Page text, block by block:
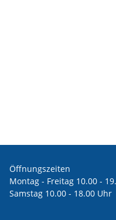
Öffnungszeiten
Montag - Freitag 10.00 -
Samstag 10.00 - 18.00 Uhr